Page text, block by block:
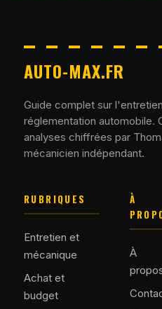
AUTO-MAX.FR
Guide complet sur
réglementation automobile.
analyses chiffrées par
mécanicien indépendant.
RUBRIQUES
Entretien et
mécanique
Achat et
budget
À
À